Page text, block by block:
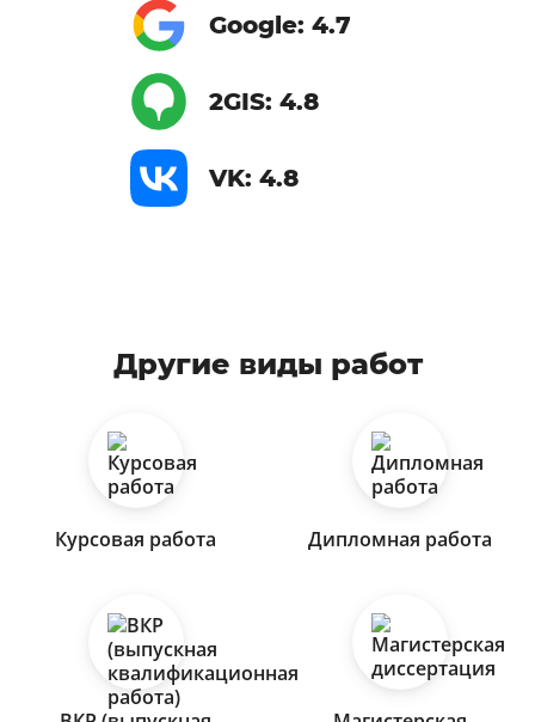
Google: 4.7
2GIS: 4.8
VK: 4.8
Другие виды работ
Курсовая работа Дипломная работа